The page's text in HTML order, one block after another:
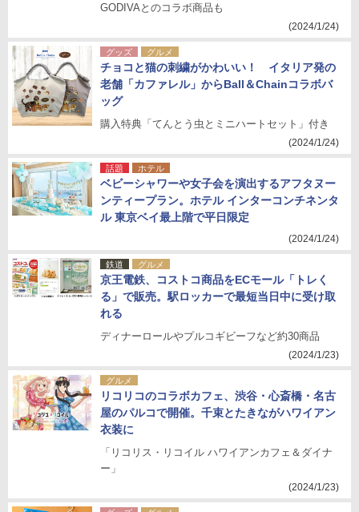
GODIVAとのコラボ商品も
(2024/1/24)
グッズ グルメ
チョコと猫の刺繍がかわいい！ イタリア発の
老舗「カファレル」からBall＆Chainコラボバ
ッグ
購入特典「てんとう虫とミニハートセット」付き
(2024/1/24)
話題 ホテル
ベビーシャワーや女子会を演出するアフタヌー
ンティープラン。ホテル インターコンチネンタ
ル 東京ベイ最上階で平日限定
(2024/1/24)
鉄道 グルメ
京王電鉄、コストコ商品をECモール「トレく
る」で販売。駅ロッカーで最短当日中に受け取
れる
ディナーロールやプルコギビーフなど約30商品
(2024/1/23)
グルメ
リコリコのコラボカフェ、渋谷・心斎橋・名古
屋のパルコで開催。千束とたきながハワイアン
衣装に
「リコリス・リコイル ハワイアンカフェ＆ダイナ
ー」
(2024/1/23)